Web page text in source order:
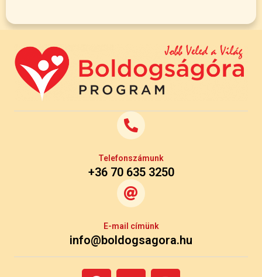
Telefonszámunk
+36 70 635 3250
E-mail címünk
info@boldogsagora.hu